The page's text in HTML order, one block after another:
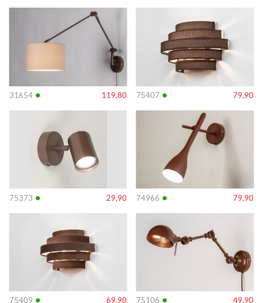
31654 • 119,80
Info
75407 • 79,90
Info
75373 • 29,90
Info
74966 • 79,90
Info
75409 • 69,90
Info
75106 • 49,90
Info